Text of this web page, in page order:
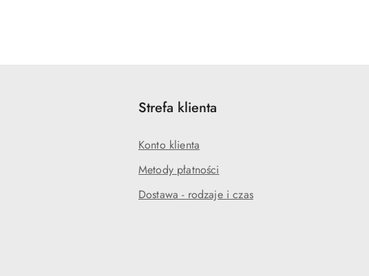
Strefa klienta
Konto klienta
Metody płatności
Dostawa - rodzaje i czas